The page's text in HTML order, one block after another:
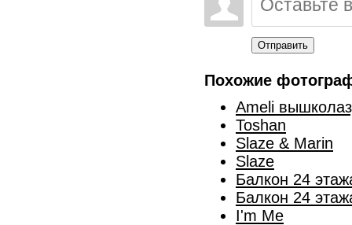
Отправить
Похожие
Ameli
Toshan
Slaze & Marin
Slaze
Балкон 24
Балкон 24
I'm Me